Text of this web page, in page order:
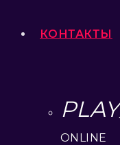
КОНТАКТЫ
ONLINE